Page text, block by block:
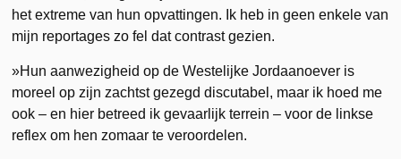
het extreme van hun opvattingen. Ik heb in geen enkele van
mijn reportages zo fel dat contrast gezien.
»Hun aanwezigheid op de Westelijke Jordaanoever is
moreel op zijn zachtst gezegd discutabel, maar ik hoed me
ook – en hier betreed ik gevaarlijk terrein – voor de linkse
reflex om hen zomaar te veroordelen.